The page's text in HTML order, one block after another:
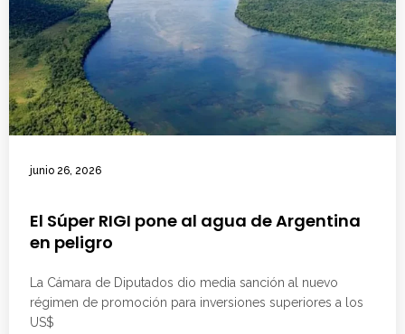
junio 26, 2026
El Súper RIGI pone al agua de Argentina
en peligro
La Cámara de Diputados dio media sanción al nuevo
régimen de promoción para inversiones superiores a los
US$